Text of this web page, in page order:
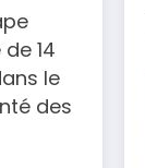
14
le
des